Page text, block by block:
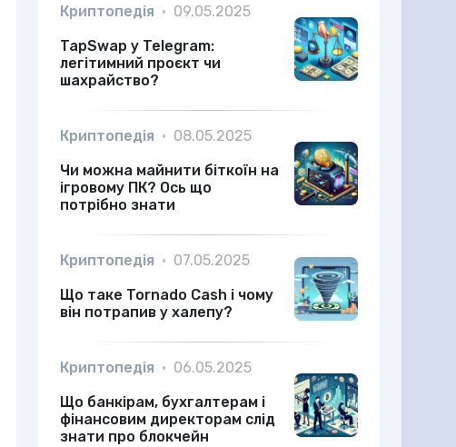
Криптопедія • 09.05.2025
TapSwap у Telegram:
легітимний проєкт чи
шахрайство?
Криптопедія • 08.05.2025
Чи можна майнити біткоїн на
ігровому ПК? Ось що
потрібно знати
Криптопедія • 07.05.2025
Що таке Tornado Cash і чому
він потрапив у халепу?
Криптопедія • 06.05.2025
Що банкірам, бухгалтерам і
фінансовим директорам слід
знати про блокчейн